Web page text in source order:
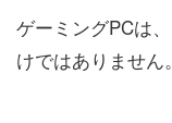
ゲーミングPCは
けではありません。